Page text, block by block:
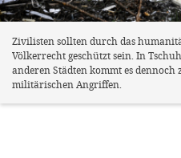
Zivilisten sollten durch das
Völkerrecht geschützt sein. In
anderen Städten kommt es dennoch
militärischen Angriffen.